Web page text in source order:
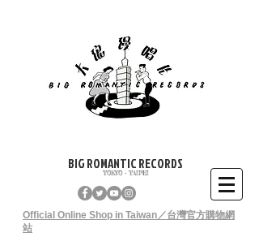
BIG ROMANTIC RECORDS
TOKYO - TAIPEI
Official Online Shop in Taiwan／台灣官方購物網
站